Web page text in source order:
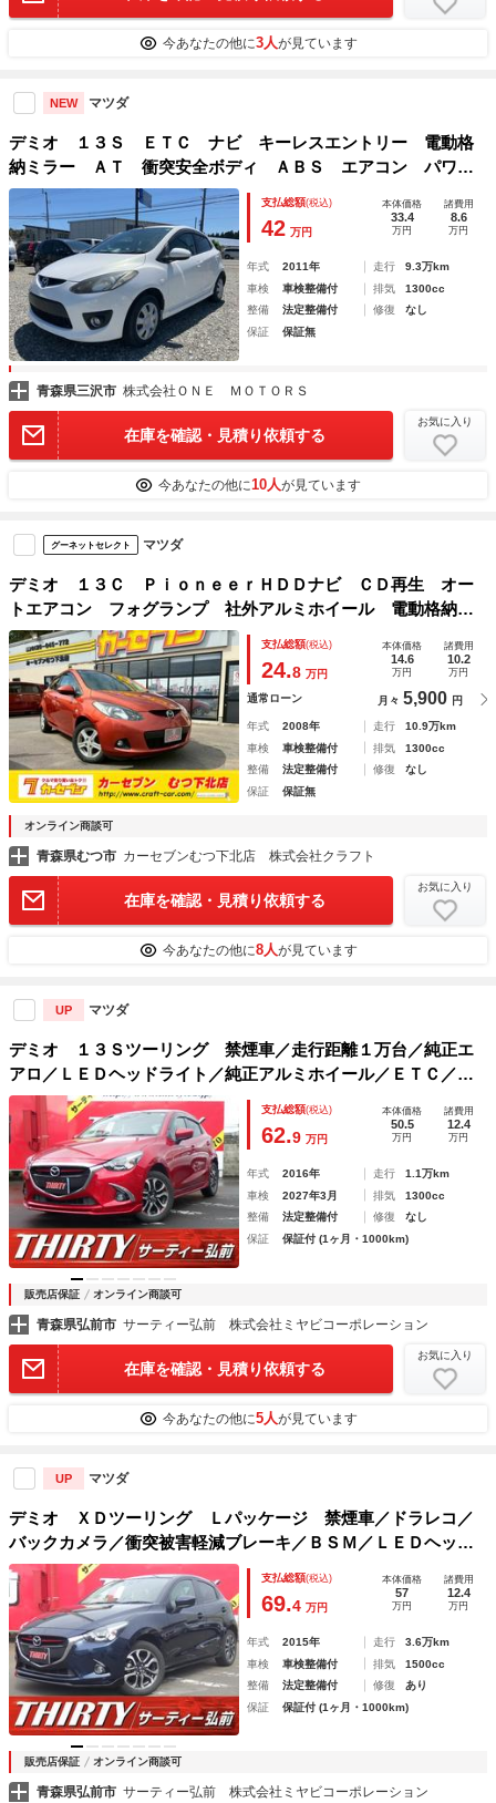
今あなたの他に3人が見ています
NEW マツダ
デミオ １３Ｓ ＥＴＣ ナビ キーレスエントリー 電動格
納ミラー ＡＴ 衝突安全ボディ ＡＢＳ エアコン パワー
ステアリング パワーウィンドウ
支払総額(税込)
42 万円
本体価格
33.4
万円
諸費用
8.6
万円
年式 2011年 走行
9.3万km
車検
車検整備付 排気
1300cc
整備
法定整備付 修復
なし
保証
保証無
青森県三沢市 株式会社ＯＮＥ ＭＯＴＯＲＳ
在庫を確認・見積り依頼する
お気に入り
今あなたの他に10人が見ています
グーネットセレクト マツダ
デミオ １３Ｃ ＰｉｏｎｅｅｒＨＤＤナビ ＣＤ再生 オー
トエアコン フォグランプ 社外アルミホイール 電動格納ミ
ラー
支払総額(税込)
24.8 万円
本体価格
14.6
万円
諸費用
10.2
万円
通常ローン 月々 5,900 円
年式 2008年 走行
10.9万km
車検
車検整備付 排気
1300cc
整備
法定整備付 修復
なし
保証
保証無
オンライン商談可
青森県むつ市 カーセブンむつ下北店 株式会社クラフト
在庫を確認・見積り依頼する
お気に入り
今あなたの他に8人が見ています
UP マツダ
デミオ １３Ｓツーリング 禁煙車／走行距離１万台／純正エ
アロ／ＬＥＤヘッドライト／純正アルミホイール／ＥＴＣ／衝
突被害軽減ブレーキ／シートヒーター／バックカメラ／ヘッド
アップディスプレイ／本革巻ハンドル／純正ナビ／フルセグ
支払総額(税込)
62.9 万円
本体価格
50.5
万円
諸費用
12.4
万円
年式 2016年 走行
1.1万km
車検
2027年3月 排気
1300cc
整備
法定整備付 修復
なし
保証
保証付 (1ヶ月・1000km)
販売店保証 オンライン商談可
青森県弘前市 サーティー弘前 株式会社ミヤビコーポレーション
在庫を確認・見積り依頼する
お気に入り
今あなたの他に5人が見ています
UP マツダ
デミオ ＸＤツーリング Ｌパッケージ 禁煙車／ドラレコ／
バックカメラ／衝突被害軽減ブレーキ／ＢＳＭ／ＬＥＤヘッド
ライト／クルーズコントロール／ＥＴＣ／レーンキープアシス
ト／パドルシフト／ＬＥＤフォグ／ヘッドアップディスプレイ
／純正ＡＷ
支払総額(税込)
69.4 万円
本体価格
57
万円
諸費用
12.4
万円
年式 2015年 走行
3.6万km
車検
車検整備付 排気
1500cc
整備
法定整備付 修復
あり
保証
保証付 (1ヶ月・1000km)
販売店保証 オンライン商談可
青森県弘前市 サーティー弘前 株式会社ミヤビコーポレーション